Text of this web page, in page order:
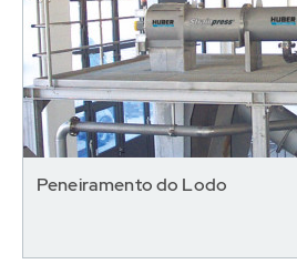
Peneiramento do Lodo